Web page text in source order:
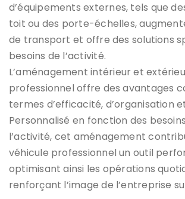
d’équipements externes, tels que
toit ou des porte-échelles,
de transport et offre des solutions
besoins de l’activité.
L’aménagement intérieur et
professionnel offre des avantages
termes d’efficacité, d’organisation
Personnalisé en fonction des
l’activité, cet aménagement
véhicule professionnel un outil
optimisant ainsi les opérations
renforçant l’image de l’entreprise